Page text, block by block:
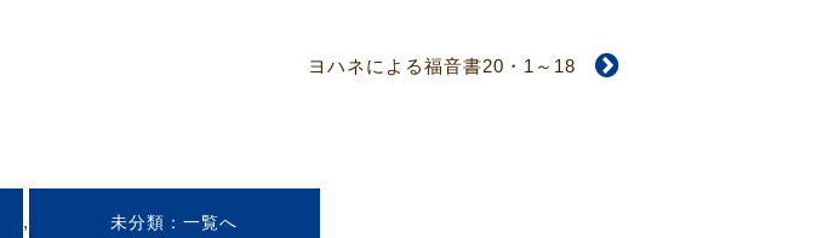
ヨハネによる福音書20・1～18
, 未分類